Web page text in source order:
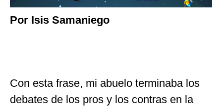
Por Isis Samaniego
Con esta frase, mi abuelo terminaba los
debates de los pros y los contras en la